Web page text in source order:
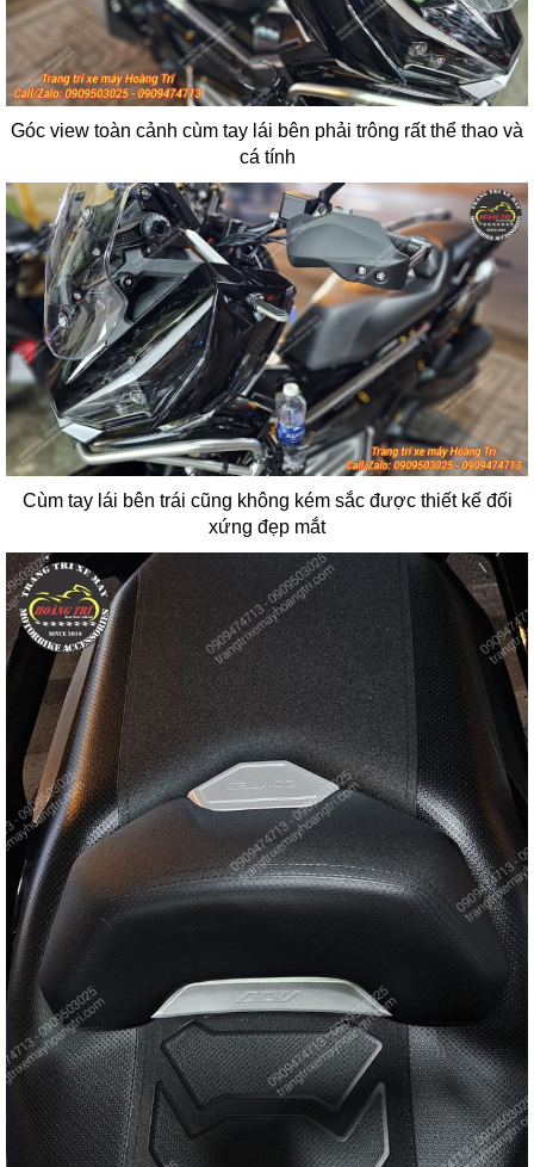
Góc view toàn cảnh cùm tay lái bên phải trông rất thể thao và
cá tính
Cùm tay lái bên trái cũng không kém sắc được thiết kế đối
xứng đẹp mắt